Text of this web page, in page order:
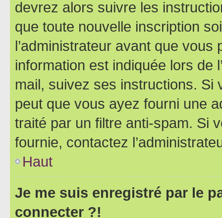
devrez alors suivre les
que toute nouvelle inscription
l’administrateur avant que
information est indiquée lors de
mail, suivez ses instructions. Si
peut que vous ayez fourni une
traité par un filtre anti-spam. Si
fournie, contactez
Haut
Je me suis enregistré par le
connecter ?!